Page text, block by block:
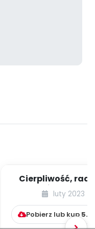
Cierpliwość,
troska. Światowy
Osób z Zesp...
luty 2023
Pobierz lub kup